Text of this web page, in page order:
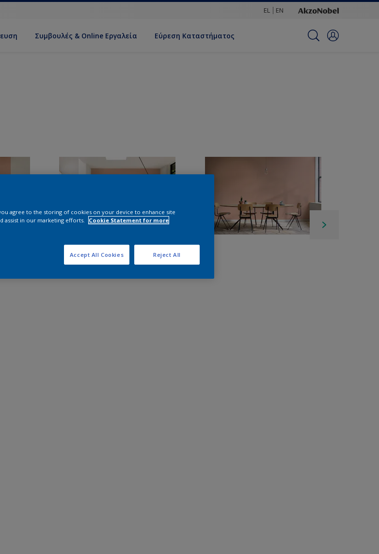
EL EN
Συμβουλές & Online Εργαλεία Εύρεση Καταστήματος
agree to the storing of cookies on your device to enhance site
assist in our marketing efforts.
Cookie Statement for more
Reject All
Accept All Cookies